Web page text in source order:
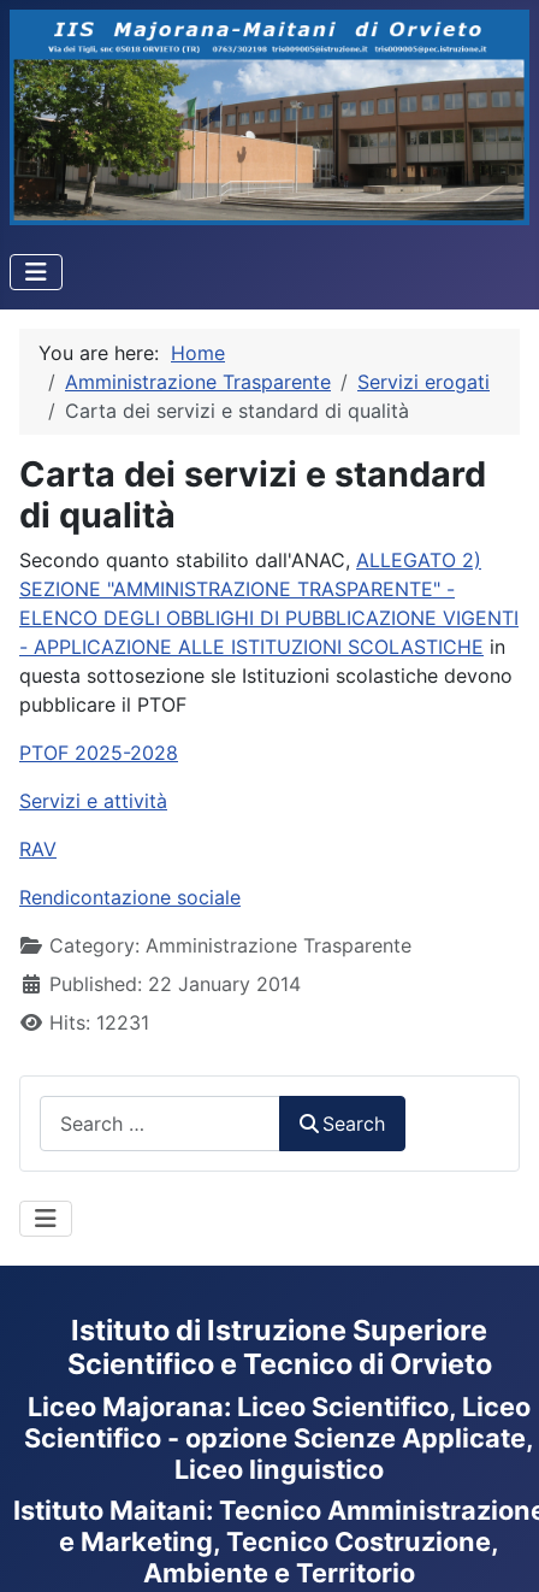
You are here: Home
Amministrazione Trasparente
Servizi erogati
Carta dei servizi e standard di qualità
Carta dei servizi e standard
di qualità
Secondo quanto stabilito dall'ANAC, ALLEGATO 2)
SEZIONE "AMMINISTRAZIONE TRASPARENTE" -
ELENCO DEGLI OBBLIGHI DI PUBBLICAZIONE VIGENTI
- APPLICAZIONE ALLE ISTITUZIONI SCOLASTICHE in
questa sottosezione sle Istituzioni scolastiche devono
pubblicare il PTOF
PTOF 2025-2028
Servizi e attività
RAV
Rendicontazione sociale
DetailsCategory: Amministrazione Trasparente
Published: 22 January 2014
Hits: 12231
Search
Istituto di Istruzione Superiore
Scientifico e Tecnico di Orvieto
Liceo Majorana: Liceo Scientifico, Liceo
Scientifico - opzione Scienze Applicate,
Liceo linguistico
Istituto Maitani: Tecnico
e Marketing, Tecnico Costruzione,
Ambiente e Territorio